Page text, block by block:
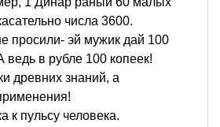
числа 3600.
просили- эй мужик дай 100
ведь в рубле 100 копеек!
древних знаний, а
к пульсу человека.